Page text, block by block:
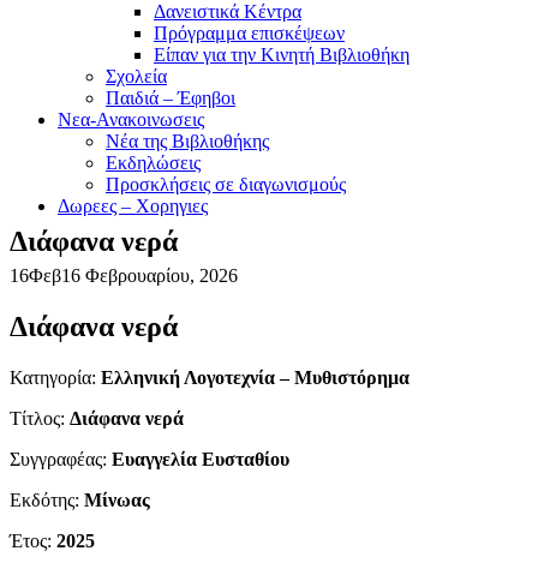
Δανειστικά Κέντρα
Πρόγραμμα επισκέψεων
Είπαν για την Κινητή Βιβλιοθήκη
Σχολεία
Παιδιά – Έφηβοι
Νεα-Ανακοινωσεις
Νέα της Βιβλιοθήκης
Εκδηλώσεις
Προσκλήσεις σε διαγωνισμούς
Δωρεες – Χορηγιες
Διάφανα νερά
16Φεβ16 Φεβρουαρίου, 2026
Διάφανα νερά
Κατηγορία: Ελληνική Λογοτεχνία – Μυθιστόρημα
Τίτλος: Διάφανα νερά
Συγγραφέας: Ευαγγελία Ευσταθίου
Εκδότης: Μίνωας
Έτος: 2025